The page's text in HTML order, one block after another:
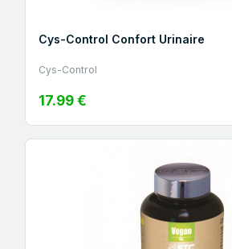
Cys-Control Confort Urinaire
Cys-Control
17.99 €